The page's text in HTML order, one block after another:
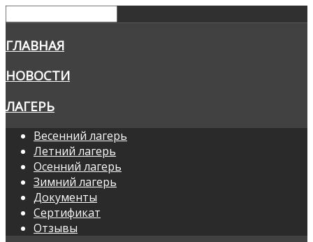
ГЛАВНАЯ
НОВОСТИ
ЛАГЕРЬ
Весенний лагерь
Летний лагерь
Осенний лагерь
Зимний лагерь
Документы
Сертификат
Отзывы